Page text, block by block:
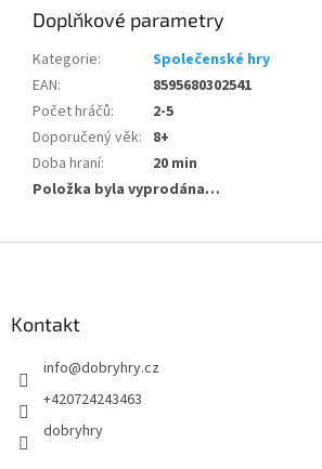
Doplňkové parametry
Kategorie:
Společenské hry
EAN:
8595680302541
Počet hráčů:
2-5
Doporučený věk: 8+
Doba hraní:
20 min
Položka byla vyprodána…
Kontakt
info@dobryhry.cz
+420724243463
dobryhry